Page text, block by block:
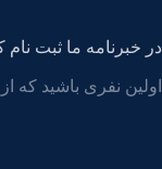
در خبرنامه ما ثبت نام
اولین نفری باشید که از